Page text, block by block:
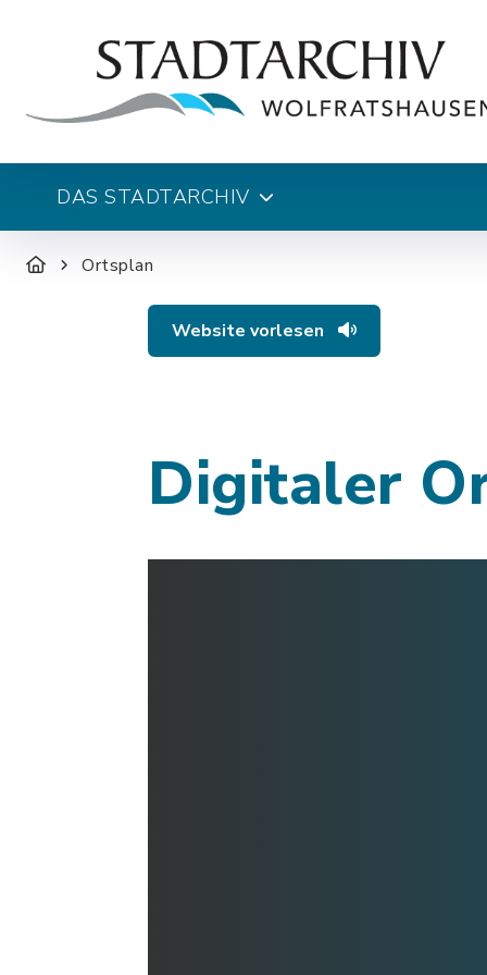
DAS STADTARCHIV
Ortsplan
Website vorlesen
Digitaler